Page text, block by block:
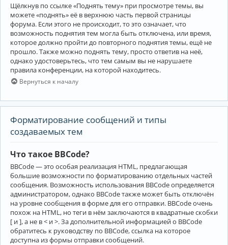
Щёлкнув по ссылке «Поднять тему» при просмотре темы, вы
можете «поднять» её в верхнюю часть первой страницы
форума. Если этого не происходит, то это означает, что
возможность поднятия тем могла быть отключена, или время,
которое должно пройти до повторного поднятия темы, ещё не
прошло. Также можно поднять тему, просто ответив на неё,
однако удостоверьтесь, что тем самым вы не нарушаете
правила конференции, на которой находитесь.
Вернуться к началу
Форматирование сообщений и типы
создаваемых тем
Что такое BBCode?
BBCode — это особая реализация HTML, предлагающая
большие возможности по форматированию отдельных частей
сообщения. Возможность использования BBCode определяется
администратором, однако BBCode также может быть отключён
на уровне сообщения в форме для его отправки. BBCode очень
похож на HTML, но теги в нём заключаются в квадратные скобки
[ и ], а не в < и >. За дополнительной информацией о BBCode
обратитесь к руководству по BBCode, ссылка на которое
доступна из формы отправки сообщений.